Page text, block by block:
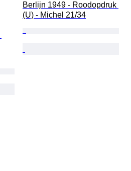
Berlijn 1949 - Roodopdruk
(U) - Michel 21/34